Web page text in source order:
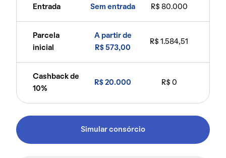
Entrada Sem entrada R$ 80.000
Parcela
inicial
A partir de
R$ 573,00
R$ 1.584,51
Cashback de
10%
R$ 20.000 R$ 0
Simular consórcio